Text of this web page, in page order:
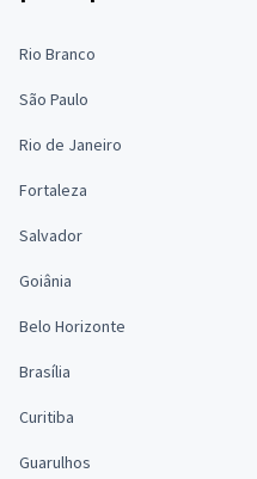
Rio Branco
São Paulo
Rio de Janeiro
Fortaleza
Salvador
Goiânia
Belo Horizonte
Brasília
Curitiba
Guarulhos